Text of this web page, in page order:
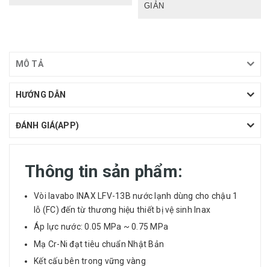
GIẢN
MÔ TẢ
HƯỚNG DẪN
ĐÁNH GIÁ(APP)
Thông tin sản phẩm:
Vòi lavabo INAX LFV-13B nước lạnh dùng cho chậu 1
lỗ (FC) đến từ thương hiệu thiết bị vệ sinh Inax
Áp lực nước: 0.05 MPa ~ 0.75 MPa
Mạ Cr-Ni đạt tiêu chuẩn Nhật Bản
Kết cấu bên trong vững vàng